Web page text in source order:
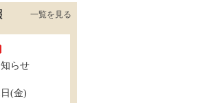
一覧を見る
らせ
(金)